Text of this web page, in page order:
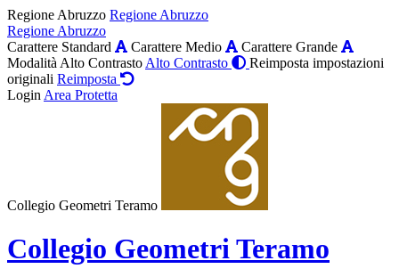
Regione Abruzzo Regione Abruzzo
Regione Abruzzo
Carattere Standard
Carattere Medio
Carattere Grande
Modalità Alto Contrasto Alto Contrasto
Reimposta impostazioni
originali Reimposta
Login Area Protetta
Collegio Geometri Teramo
Collegio Geometri Teramo